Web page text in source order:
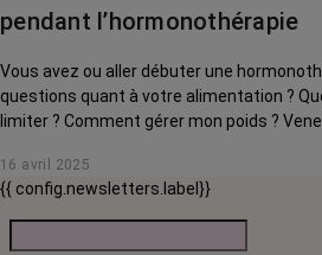
pendant l’hormonothérapie
Vous avez ou aller débuter une
questions quant à votre alimentation ?
limiter ? Comment gérer mon poids ?
partagera ses conseils, astuces et
16 avril 2025
{{ config.newsletters.label}}